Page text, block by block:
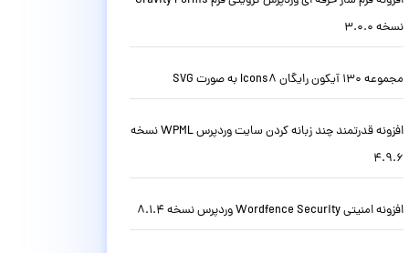
نسخه 3.0.0
مجموعه 130 آیکون رایگان Icons8 به صورت SVG
افزونه قدرتمند چند زبانه کردن سایت وردپرس WPML نسخه
4.9.6
افزونه امنیتی Wordfence Security وردپرس نسخه 8.1.4